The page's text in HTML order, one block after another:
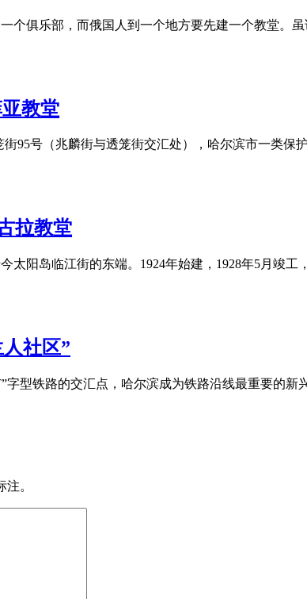
个俱乐部，而俄国人到一个地方要先建一个教堂。
教堂
95号（兆麟街与透笼街交汇处），哈尔滨市一类保
拉教堂
太阳岛临江街的东端。1924年始建，1928年5月竣
社区”
字型铁路的交汇点，哈尔滨成为铁路沿线最重要的
注。